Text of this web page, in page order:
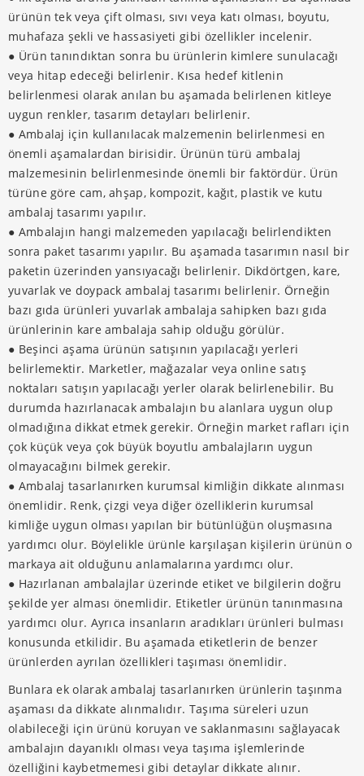
ürünün tek veya çift olması, sıvı veya katı olması, boyutu,
muhafaza şekli ve hassasiyeti gibi özellikler incelenir.
● Ürün tanındıktan sonra bu ürünlerin kimlere sunulacağı
veya hitap edeceği belirlenir. Kısa hedef kitlenin
belirlenmesi olarak anılan bu aşamada belirlenen kitleye
uygun renkler, tasarım detayları belirlenir.
● Ambalaj için kullanılacak malzemenin belirlenmesi en
önemli aşamalardan birisidir. Ürünün türü ambalaj
malzemesinin belirlenmesinde önemli bir faktördür. Ürün
türüne göre cam, ahşap, kompozit, kağıt, plastik ve kutu
ambalaj tasarımı​ yapılır.
● Ambalajın hangi malzemeden yapılacağı belirlendikten
sonra paket tasarımı yapılır. Bu aşamada tasarımın nasıl bir
paketin üzerinden yansıyacağı belirlenir. Dikdörtgen, kare,
yuvarlak ve doypack ambalaj tasarımı belirlenir. Örneğin
bazı gıda ürünleri yuvarlak ambalaja sahipken bazı gıda
ürünlerinin kare ambalaja sahip olduğu görülür.
● Beşinci aşama ürünün satışının yapılacağı yerleri
belirlemektir. Marketler, mağazalar veya online satış
noktaları satışın yapılacağı yerler olarak belirlenebilir. Bu
durumda hazırlanacak ambalajın bu alanlara uygun olup
olmadığına dikkat etmek gerekir. Örneğin market rafları için
çok küçük veya çok büyük boyutlu ambalajların uygun
olmayacağını bilmek gerekir.
● Ambalaj tasarlanırken kurumsal kimliğin dikkate alınması
önemlidir. Renk, çizgi veya diğer özelliklerin kurumsal
kimliğe uygun olması yapılan bir bütünlüğün oluşmasına
yardımcı olur. Böylelikle ürünle karşılaşan kişilerin ürünün o
markaya ait olduğunu anlamalarına yardımcı olur.
● Hazırlanan ambalajlar üzerinde etiket ve bilgilerin doğru
şekilde yer alması önemlidir. Etiketler ürünün tanınmasına
yardımcı olur. Ayrıca insanların aradıkları ürünleri bulması
konusunda etkilidir. Bu aşamada etiketlerin de benzer
ürünlerden ayrılan özellikleri taşıması önemlidir.
Bunlara ek olarak ambalaj tasarlanırken ürünlerin taşınma
aşaması da dikkate alınmalıdır. Taşıma süreleri uzun
olabileceği için ürünü koruyan ve saklanmasını sağlayacak
ambalajın dayanıklı olması veya taşıma işlemlerinde
özelliğini kaybetmemesi gibi detaylar dikkate alınır.